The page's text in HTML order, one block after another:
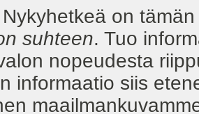
on
suhteen. Tuo
nopeudesta
informaatio siis